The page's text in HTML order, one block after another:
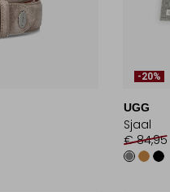
-20%
UGG
Sjaal
€ 84,95